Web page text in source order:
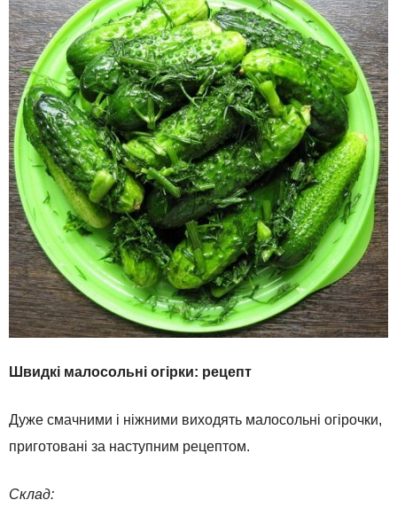
Швидкі малосольні огірки: рецепт
Дуже смачними і ніжними виходять малосольні огірочки,
приготовані за наступним рецептом.
Склад: